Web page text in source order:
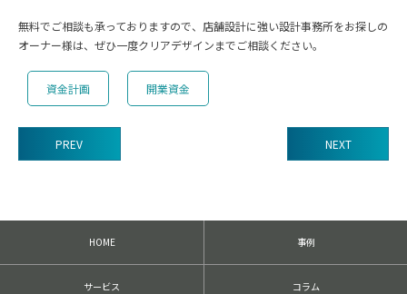
無料でご相談も承っておりますので、店舗設計に強い設計事務所をお探しの
オーナー様は、ぜひ一度クリアデザインまでご相談ください。
資金計画 開業資金
の
へ
PREV NEXT
HOME 事例
サービス コラム